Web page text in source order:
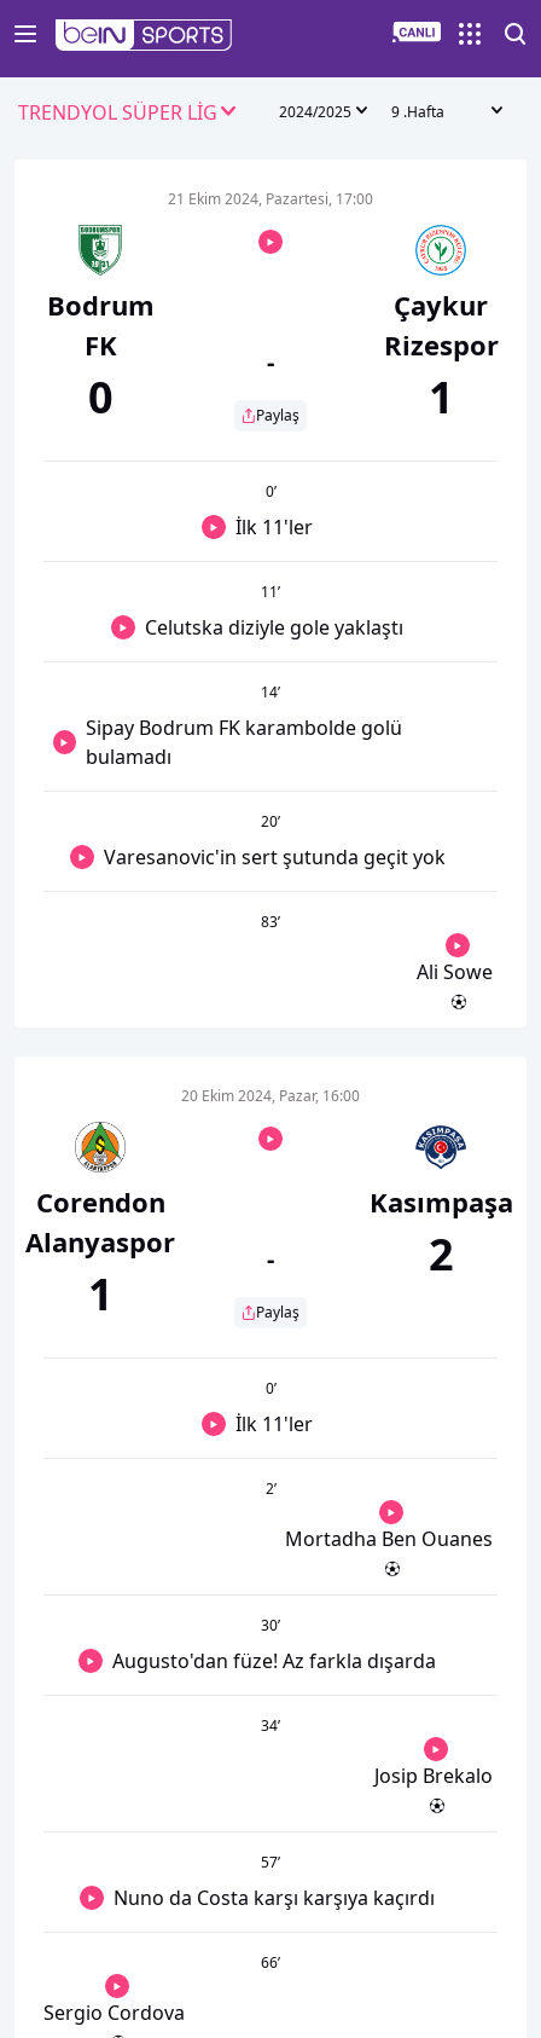
TRENDYOL SÜPER LİG 2024/2025 9 .Hafta
Bodrum
FK
0
21 Ekim 2024, Pazartesi, 17:00
-
Paylaş
Çaykur
Rizespor
1
0’
İlk 11'ler
11’
Celutska diziyle gole yaklaştı
14’
Sipay Bodrum FK karambolde golü
bulamadı
20’
Varesanovic'in sert şutunda geçit yok
83’
Ali Sowe
Corendon
Alanyaspor
1
20 Ekim 2024, Pazar, 16:00
-
Paylaş
Kasımpaşa
2
0’
İlk 11'ler
2’
Mortadha Ben Ouanes
30’
Augusto'dan füze! Az farkla dışarda
34’
Josip Brekalo
57’
Nuno da Costa karşı karşıya kaçırdı
66’
Sergio Cordova